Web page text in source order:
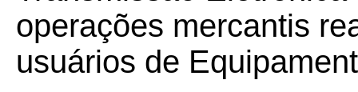
operações mercantis
usuários de